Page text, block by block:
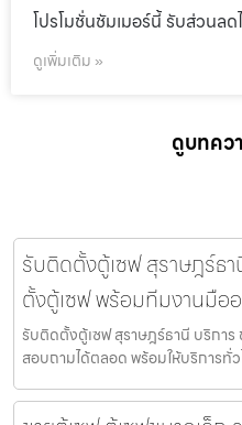
โปรโมชั่นชัมเมอร์นี้ รับส่วนลด
ดูเพิ่มเติม »
ดูบทคว
รับติดตั้งตู้เซฟ สุราษฎร์ธ
ตั้งตู้เซฟ พร้อมทีมงานมือ
รับติดตั้งตู้เซฟ สุราษฎร์ธานี บริกา
สอบถามได้ตลอด พร้อมให้บริการทั่